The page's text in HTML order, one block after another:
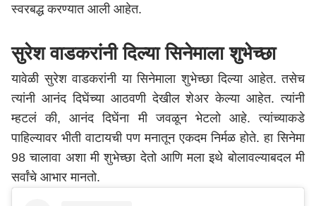
स्वरबद्ध करण्यात आली आहेत.
सुरेश वाडकरांनी दिल्या सिनेमाला शुभेच्छा
यावेळी सुरेश वाडकरांनी या सिनेमाला शुभेच्छा दिल्या आहेत. तसेच
त्यांनी आनंद दिघेंच्या आठवणी देखील शेअर केल्या आहेत. त्यांनी
म्हटलं की, आनंद दिघेंना मी जवळून भेटलो आहे. त्यांच्याकडे
पाहिल्यावर भीती वाटायची पण मनातून एकदम निर्मळ होते. हा सिनेमा
98 चालावा अशा मी शुभेच्छा देतो आणि मला इथे बोलावल्याबदल मी
सर्वांचे आभार मानतो.